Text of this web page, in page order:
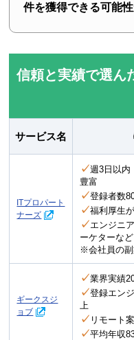
件を獲得できる可能
信頼と実績で選ん
サービス名
ITプロパート
ナーズ
✓週3日以内
豊富
✓登録者数
✓福利厚生
✓エンジニ
ーケターなど
※会社員の
ギークスジ
ョブ
✓業界実績
✓登録エン
上
✓ リモート
✓平均年収